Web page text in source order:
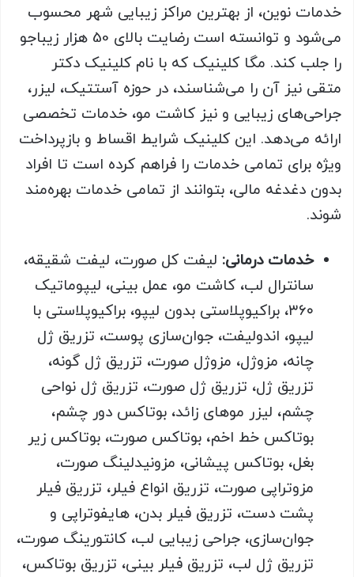
خدمات نوین، از بهترین مراکز زیبایی شهر محسوب
می‌شود و توانسته است رضایت بالای 50 هزار زیباجو
را جلب کند. مگا کلینیک که با نام کلینیک دکتر
متقی نیز آن را می‌شناسند، در حوزه آستتیک، لیزر،
جراحی‌های زیبایی و نیز کاشت مو، خدمات تخصصی
ارائه می‌دهد. این کلینیک شرایط اقساط و بازپرداخت
ویژه برای تمامی خدمات را فراهم کرده است تا افراد
بدون دغدغه مالی، بتوانند از تمامی خدمات بهره‌مند
شوند.
خدمات درمانی: لیفت کل صورت، لیفت شقیقه،
سانترال لب، کاشت مو، عمل بینی، لیپوماتیک
۳۶۰، براکیوپلاستی بدون لیپو، براکیوپلاستی با
لیپو، اندولیفت، جوان‌سازی پوست، تزریق ژل
چانه، مزوژل، مزوژل صورت، تزریق ژل گونه،
تزریق ژل، تزریق ژل صورت، تزریق ژل نواحی
چشم، لیزر موهای زائد، بوتاکس دور چشم،
بوتاکس خط اخم، بوتاکس صورت، بوتاکس زیر
بغل، بوتاکس پیشانی، مزونیدلینگ صورت،
مزوتراپی صورت، تزریق انواع فیلر، تزریق فیلر
پشت دست، تزریق فیلر بدن، هایفوتراپی و
جوان‌سازی، جراحی زیبایی لب، کانتورینگ صورت،
تزریق ژل لب، تزریق فیلر بینی، تزریق بوتاکس،